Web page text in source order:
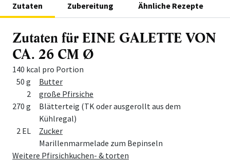
Zutaten Zubereitung Ähnliche Rezepte
Zutaten für EINE GALETTE VON
CA. 26 CM Ø
140 kcal pro Portion
Menge
Zutat
50 g
Butter
2
große Pfirsiche
270 g
Blätterteig (TK oder ausgerollt aus dem
Kühlregal)
2 EL
Zucker
Marillenmarmelade zum Bepinseln
Weitere Pfirsichkuchen- & torten